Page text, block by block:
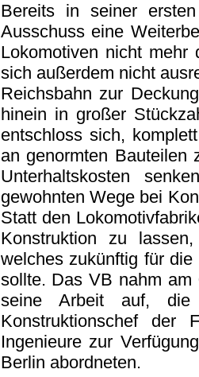
Bereits in seiner
Ausschuss eine
Lokomotiven nicht mehr
sich außerdem nicht
Reichsbahn zur
hinein in großer
entschloss sich,
an genormten Bauteilen
Unterhaltskosten
gewohnten Wege bei
Statt den
Konstruktion zu
welches zukünftig für
sollte. Das VB nahm
seine Arbeit auf, die
Konstruktionschef der
Ingenieure zur
Berlin abordneten.